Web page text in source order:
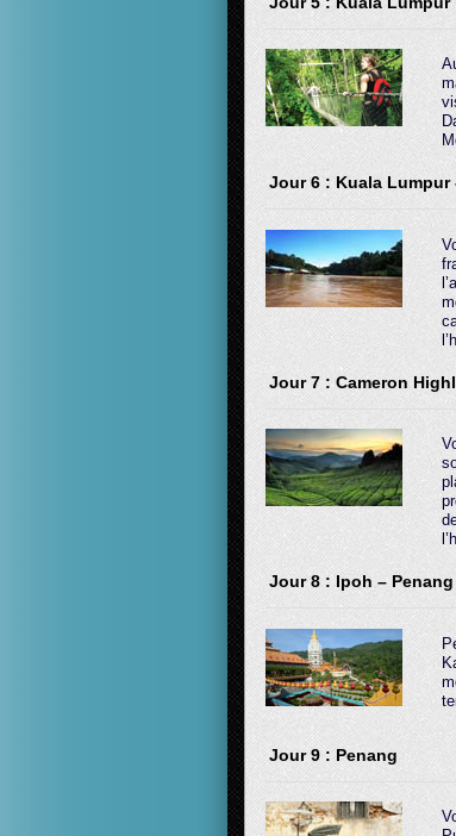
Jour 6 : Kuala Lumpur
Jour 7 : Cameron
Jour 8 : Ipoh – Penang
Jour 9 : Penang